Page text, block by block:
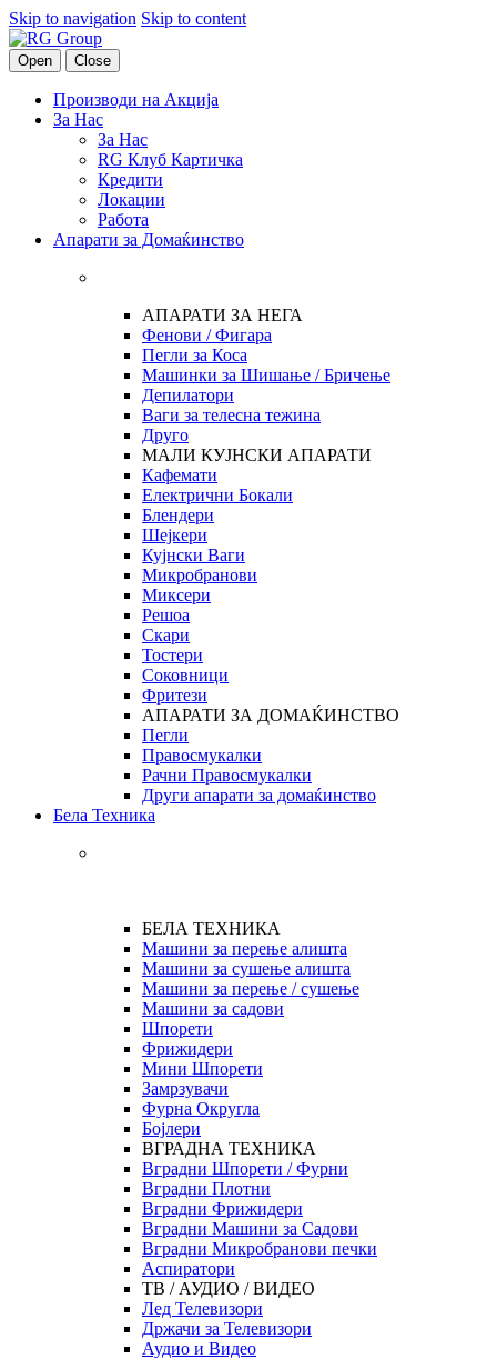
Skip to navigation Skip to content
Open Close
Производи на Акција
За Нас
За Нас
RG Клуб Картичка
Кредити
Локации
Работа
Апарати за Домаќинство
АПАРАТИ ЗА НЕГА
Фенови / Фигара
Пегли за Коса
Машинки за Шишање / Бричење
Депилатори
Ваги за телесна тежина
Друго
МАЛИ КУЈНСКИ АПАРАТИ
Кафемати
Електрични Бокали
Блендери
Шејкери
Кујнски Ваги
Микробранови
Миксери
Решоа
Скари
Тостери
Соковници
Фритези
АПАРАТИ ЗА ДОМАЌИНСТВО
Пегли
Правосмукалки
Рачни Правосмукалки
Други апарати за домаќинство
Бела Техника
БЕЛА ТЕХНИКА
Машини за перење алишта
Машини за сушење алишта
Машини за перење / сушење
Машини за садови
Шпорети
Фрижидери
Мини Шпорети
Замрзувачи
Фурна Округла
Бојлери
ВГРАДНА ТЕХНИКА
Вградни Шпорети / Фурни
Вградни Плотни
Вградни Фрижидери
Вградни Машини за Садови
Вградни Микробранови печки
Аспиратори
ТВ / АУДИО / ВИДЕО
Лед Телевизори
Држачи за Телевизори
Аудио и Видео